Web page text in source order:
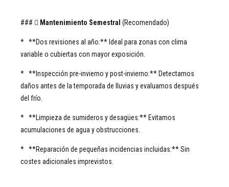
###  Mantenimiento Semestral (Recomendado)
* **Dos revisiones al año:** Ideal para zonas con clima
variable o cubiertas con mayor exposición.
* **Inspección pre-invierno y post-invierno:** Detectamos
daños antes de la temporada de lluvias y evaluamos después
del frío.
* **Limpieza de sumideros y desagües:** Evitamos
acumulaciones de agua y obstrucciones.
* **Reparación de pequeñas incidencias incluidas:** Sin
costes adicionales imprevistos.